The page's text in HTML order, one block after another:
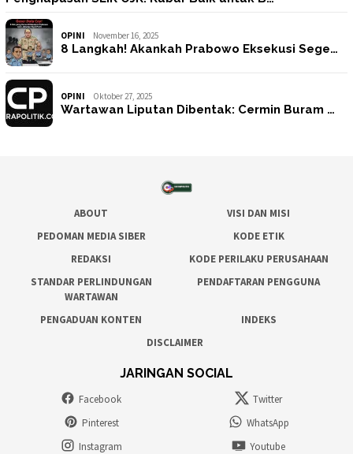
OPINI November 16, 2025
8 Langkah! Akankah Prabowo Eksekusi Sege…
OPINI Oktober 27, 2025
Wartawan Liputan Dibentak: Cermin Buram …
ABOUT
VISI DAN MISI
PEDOMAN MEDIA SIBER
KODE ETIK
REDAKSI
KODE PERILAKU PERUSAHAAN
STANDAR PERLINDUNGAN
WARTAWAN
PENDAFTARAN PENGGUNA
PENGADUAN KONTEN
INDEKS
DISCLAIMER
JARINGAN SOCIAL
Facebook
Twitter
Pinterest
WhatsApp
Instagram
Youtube